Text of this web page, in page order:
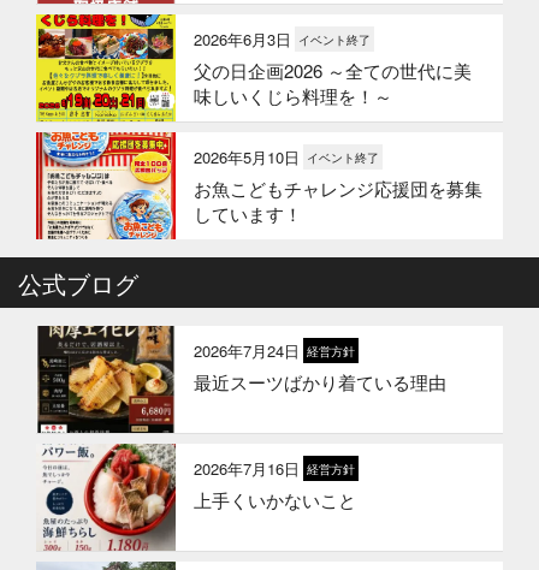
2026年6月3日 イベント終了
父の日企画2026 ～全ての世代に美
味しいくじら料理を！～
2026年5月10日 イベント終了
お魚こどもチャレンジ応援団を募集
しています！
お魚こどもチャレンジ第10弾
2026年3月24日 イベント終了
2026年3月10日 お知らせ
公式ブログ
2026年7月24日 経営方針
最近スーツばかり着ている理由
2026年7月16日 経営方針
上手くいかないこと